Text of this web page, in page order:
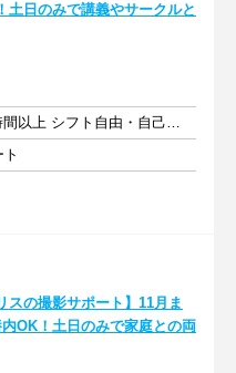
日のみで講義やサークルと
週1日以上 1日4時間以上 シフト自由・自己申告
スの撮影サポート】11月ま
OK！土日のみで家庭との両